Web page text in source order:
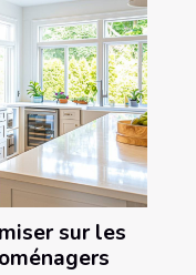
sur les